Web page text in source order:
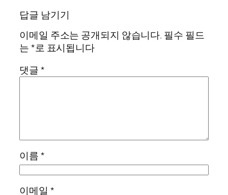
답글 남기기
이메일 주소는 공개되지 않습니다. 필수 필드
는*로 표시됩니다
댓글*
이름*
이메일 *